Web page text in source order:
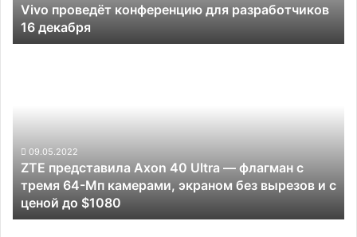
Vivo проведёт конференцию для разработчиков
16 декабря
флагман
тремя
64-
Мп
09.05.2022
ZTE представила Axon 40 Ultra — флагман с
тремя 64-Мп камерами, экраном без вырезов и с
ценой до $1080